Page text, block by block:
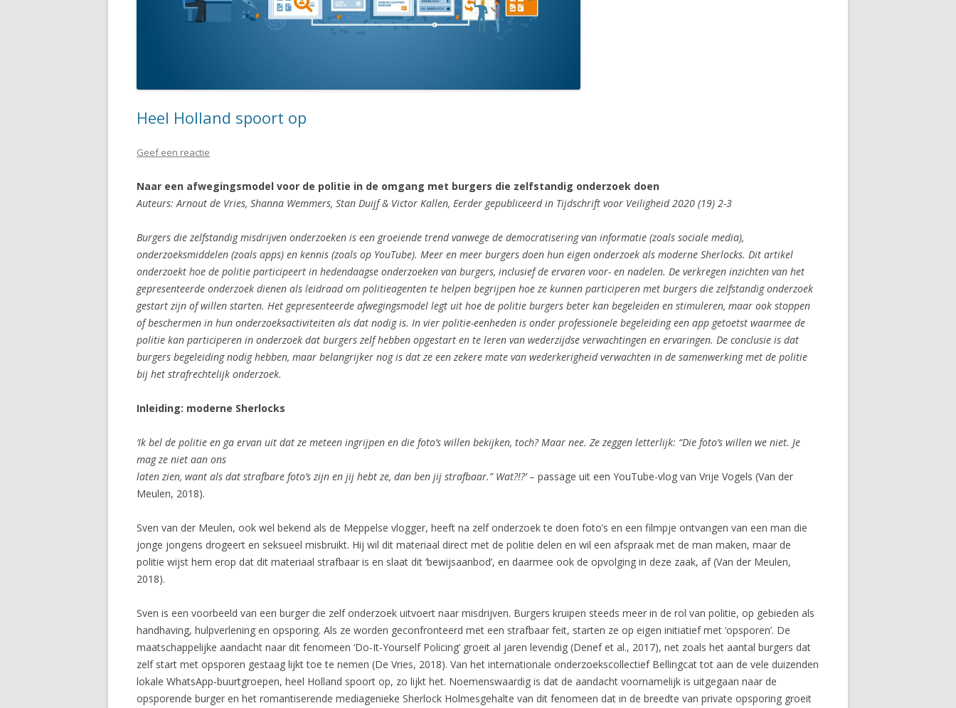
Heel Holland spoort op
Geef een reactie
Naar een afwegingsmodel voor de politie in de omgang met burgers die zelfstandig onderzoek doen
Auteurs: Arnout de Vries, Shanna Wemmers, Stan Duijf & Victor Kallen, Eerder gepubliceerd in Tijdschrift voor Veiligheid 2020 (19) 2-3
Burgers die zelfstandig misdrijven onderzoeken is een groeiende trend vanwege de democratisering van informatie (zoals sociale media),
onderzoeksmiddelen (zoals apps) en kennis (zoals op YouTube). Meer en meer burgers doen hun eigen onderzoek als moderne Sherlocks. Dit artikel
onderzoekt hoe de politie participeert in hedendaagse onderzoeken van burgers, inclusief de ervaren voor- en nadelen. De verkregen inzichten van het
gepresenteerde onderzoek dienen als leidraad om politieagenten te helpen begrijpen hoe ze kunnen participeren met burgers die zelfstandigonderzoek
gestart zijn of willen starten. Het gepresenteerde afwegingsmodel legt uit hoe de politie burgers beter kan begeleiden en stimuleren, maar ook stoppen
of beschermen in hun onderzoeksactiviteiten als dat nodig is. In vier politie-eenheden is onder professionele begeleiding een app getoetst waarmee de
politie kan participeren in onderzoek dat burgers zelf hebben opgestart en te leren van wederzijdse verwachtingen en ervaringen. De conclusie is dat
burgers begeleiding nodig hebben, maar belangrijker nog is dat ze een zekere mate van wederkerigheid verwachten in de samenwerking met de politie
bij het strafrechtelijk onderzoek.
Inleiding: moderne Sherlocks
‘Ik bel de politie en ga ervan uit dat ze meteen ingrijpen en die foto’s willen bekijken, toch? Maar nee. Ze zeggen letterlijk: “Die foto’s willen we niet. Je
mag ze niet aan ons
laten zien, want als dat strafbare foto’s zijn en jij hebt ze, dan ben jij strafbaar.” Wat?!?’– passage uit een YouTube-vlog van Vrije Vogels (Van der
Meulen, 2018).
Sven van der Meulen, ook wel bekend als de Meppelse vlogger, heeft na zelf onderzoek te doen foto’s en een filmpje ontvangen van een man die
jonge jongens drogeert en seksueel misbruikt. Hij wil dit materiaal direct met de politie delen en wil een afspraak met de man maken, maar de
politie wijst hem erop dat dit materiaal strafbaar is en slaat dit ‘bewijsaanbod’, en daarmee ook de opvolging in deze zaak, af (Van der Meulen,
2018).
Sven is een voorbeeld van een burger die zelf onderzoek uitvoert naar misdrijven. Burgers kruipen steeds meer in de rol van politie, op gebieden als
handhaving, hulpverlening en opsporing. Als ze worden geconfronteerd met een strafbaar feit, starten ze op eigen initiatief met ‘opsporen’. De
maatschappelijke aandacht naar dit fenomeen ‘Do-It-Yourself Policing’ groeit al jaren levendig (Denef et al., 2017), net zoals het aantal burgers dat
zelf start met opsporen gestaag lijkt toe te nemen (De Vries, 2018). Van het internationale onderzoekscollectief Bellingcat tot aan de vele duizenden
lokale WhatsApp-buurtgroepen, heel Holland spoort op, zo lijkt het. Noemenswaardig is dat de aandacht voornamelijk is uitgegaan naar de
opsporende burger en het romantiserende mediagenieke Sherlock Holmesgehalte van dit fenomeen dat in de breedte van private opsporing groeit